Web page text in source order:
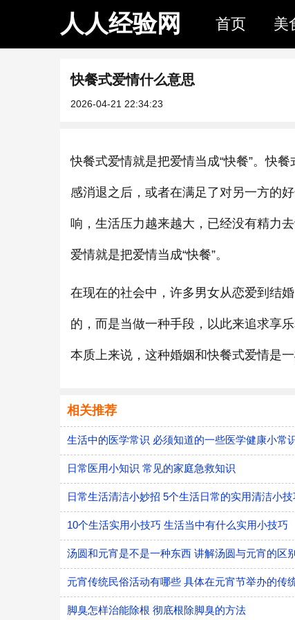
人人经验网 首页 美
快餐式爱情什么意思
2026-04-21 22:34:23
快餐式爱情就是把爱情当成“快餐”。快
感消退之后，或者在满足了对另一方的
响，生活压力越来越大，已经没有精力
爱情就是把爱情当成“快餐”。
在现在的社会中，许多男女从恋爱到结
的，而是当做一种手段，以此来追求享
本质上来说，这种婚姻和快餐式爱情是一
相关推荐
生活中的医学常识 必须知道的一些医学健康小常
日常医用小知识 常见的家庭急救知识
日常生活清洁小妙招 5个生活日常的实用清洁小技
10个生活实用小技巧 生活当中有什么实用小技巧
汤圆和元宵是不是一种东西 讲解汤圆与元宵的区别
元宵传统民俗活动有哪些 具体在元宵节举办的传
脚臭怎样治能除根 彻底根除脚臭的方法